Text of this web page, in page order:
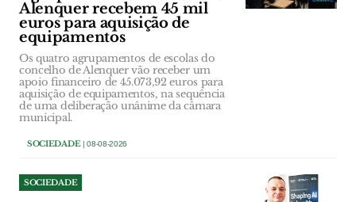
Alenquer recebem 45 mil
euros para aquisição de
equipamentos
Os quatro agrupamentos de escolas do
concelho de Alenquer vão receber um
apoio financeiro de 45.073,92 euros para
aquisição de equipamentos, na sequência
de uma deliberação unânime da câmara
municipal.
SOCIEDADE| 08-08-2026
SOCIEDADE